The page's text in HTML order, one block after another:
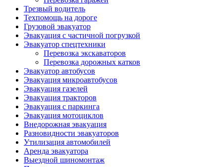
Трезвый водитель
Техпомощь на дороге
Грузовой эвакуатор
Эвакуация с частичной погрузкой
Эвакуатор спецтехники
Перевозка экскаваторов
Перевозка дорожных катков
Эвакуатор автобусов
Эвакуация микроавтобусов
Эвакуация газелей
Эвакуация тракторов
Эвакуация с паркинга
Эвакуация мотоциклов
Внедорожная эвакуация
Разновидности эвакуаторов
Утилизация автомобилей
Аренда эвакуатора
Выездной шиномонтаж